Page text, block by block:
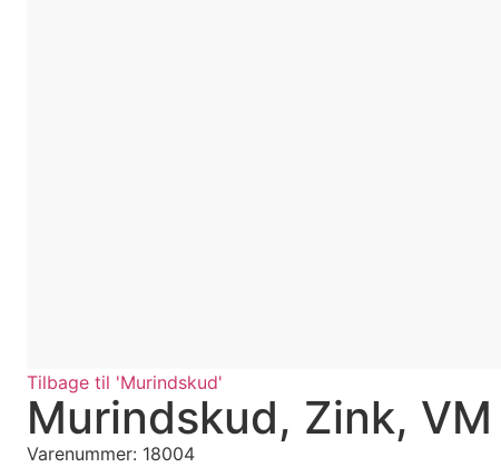
Tilbage til 'Murindskud'
Murindskud, Zink,
Varenummer: 18004